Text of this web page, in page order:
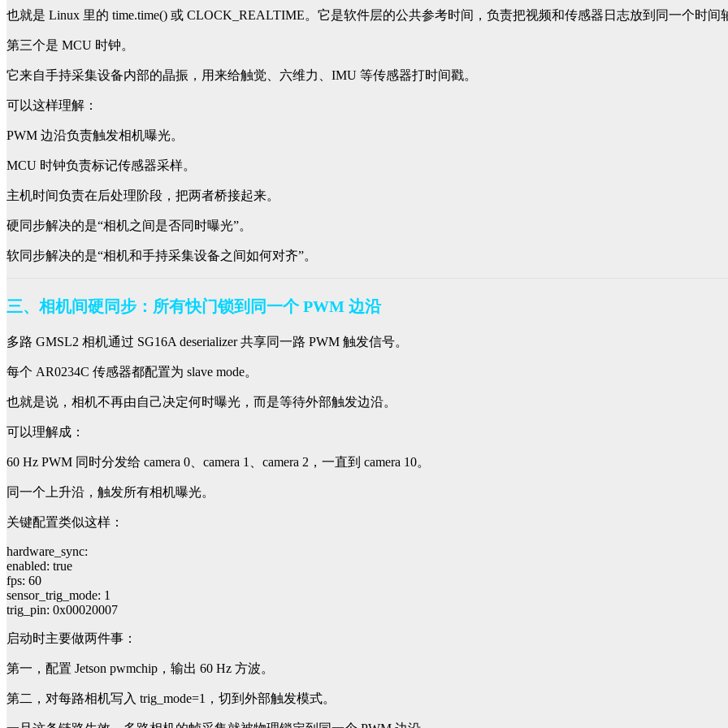
也就是 Linux 里的 time.time() 或 CLOCK_REALTIME。它是软件层的公共参考时间，负责把视频和传感器日志放到同一个时间
第三个是 MCU 时钟。
它来自手持采集设备内部的晶振，用来给触觉、六维力、IMU 等传感器打时间戳。
可以这样理解：
PWM 边沿负责触发相机曝光。
MCU 时钟负责标记传感器采样。
主机时间负责在后处理阶段，把两者桥接起来。
硬同步解决的是“相机之间是否同时曝光”。
软同步解决的是“相机和手持采集设备之间如何对齐”。
三、相机间硬同步：所有快门锁到同一个 PWM 边沿
多路 GMSL2 相机通过 SG16A deserializer 共享同一路 PWM 触发信号。
每个 AR0234C 传感器都配置为 slave mode。
也就是说，相机不再由自己决定何时曝光，而是等待外部触发边沿。
可以理解成：
60 Hz PWM 同时分发给 camera 0、camera 1、camera 2，一直到 camera 10。
同一个上升沿，触发所有相机曝光。
关键配置类似这样：
hardware_sync:
enabled: true
fps: 60
sensor_trig_mode: 1
trig_pin: 0x00020007
启动时主要做两件事：
第一，配置 Jetson pwmchip，输出 60 Hz 方波。
第二，对每路相机写入 trig_mode=1，切到外部触发模式。